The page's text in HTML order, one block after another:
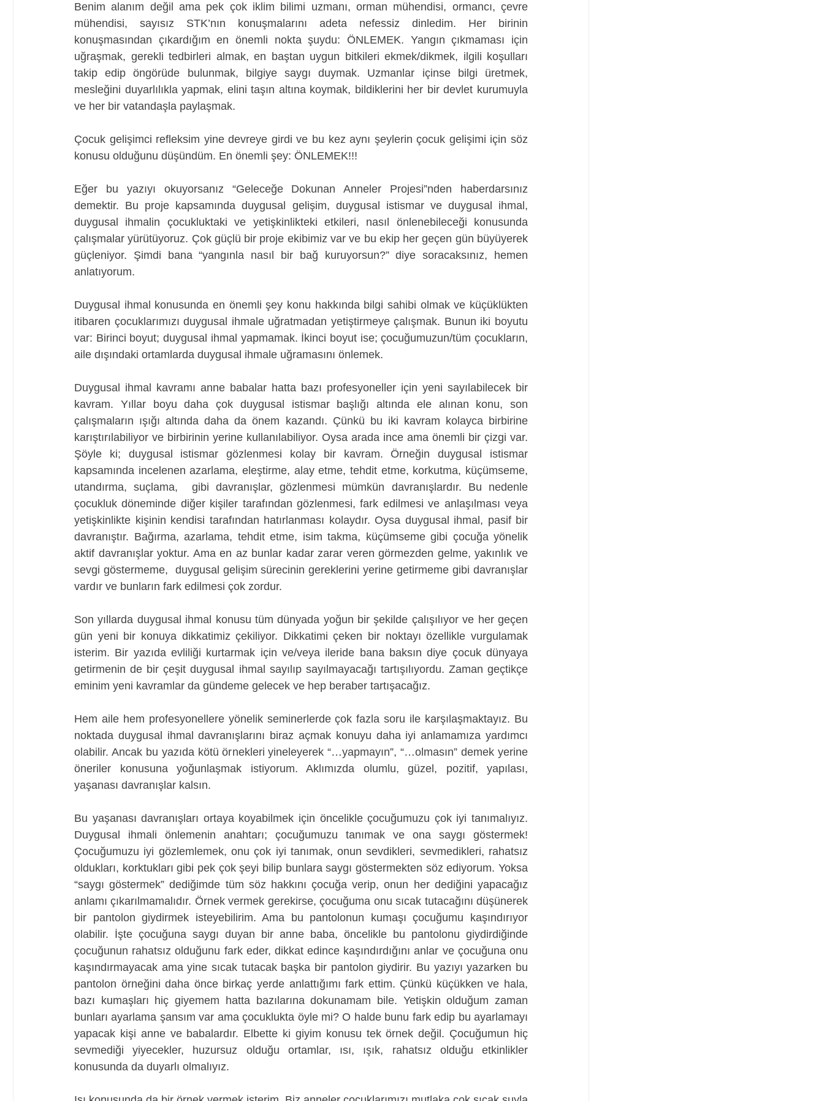
Benim alanım değil ama pek çok iklim bilimi uzmanı, orman mühendisi, ormancı, çevre
mühendisi, sayısız STK’nın konuşmalarını adeta nefessiz dinledim. Her birinin
konuşmasından çıkardığım en önemli nokta şuydu: ÖNLEMEK. Yangın çıkmaması için
uğraşmak, gerekli tedbirleri almak, en baştan uygun bitkileri ekmek/dikmek, ilgili koşulları
takip edip öngörüde bulunmak, bilgiye saygı duymak. Uzmanlar içinse bilgi üretmek,
mesleğini duyarlılıkla yapmak, elini taşın altına koymak, bildiklerini her bir devlet kurumuyla
ve her bir vatandaşla paylaşmak.
Çocuk gelişimci refleksim yine devreye girdi ve bu kez aynı şeylerin çocuk gelişimi için söz
konusu olduğunu düşündüm. En önemli şey: ÖNLEMEK!!!
Eğer bu yazıyı okuyorsanız “Geleceğe Dokunan Anneler Projesi”nden haberdarsınız
demektir. Bu proje kapsamında duygusal gelişim, duygusal istismar ve duygusal ihmal,
duygusal ihmalin çocukluktaki ve yetişkinlikteki etkileri, nasıl önlenebileceği konusunda
çalışmalar yürütüyoruz. Çok güçlü bir proje ekibimiz var ve bu ekip her geçen gün büyüyerek
güçleniyor. Şimdi bana “yangınla nasıl bir bağ kuruyorsun?” diye soracaksınız, hemen
anlatıyorum.
Duygusal ihmal konusunda en önemli şey konu hakkında bilgi sahibi olmak ve küçüklükten
itibaren çocuklarımızı duygusal ihmale uğratmadan yetiştirmeye çalışmak. Bunun iki boyutu
var: Birinci boyut; duygusal ihmal yapmamak. İkinci boyut ise; çocuğumuzun/tüm çocukların,
aile dışındaki ortamlarda duygusal ihmale uğramasını önlemek.
Duygusal ihmal kavramı anne babalar hatta bazı profesyoneller için yeni sayılabilecek bir
kavram. Yıllar boyu daha çok duygusal istismar başlığı altında ele alınan konu, son
çalışmaların ışığı altında daha da önem kazandı. Çünkü bu iki kavram kolayca birbirine
karıştırılabiliyor ve birbirinin yerine kullanılabiliyor. Oysa arada ince ama önemli bir çizgi var.
Şöyle ki; duygusal istismar gözlenmesi kolay bir kavram. Örneğin duygusal istismar
kapsamında incelenen azarlama, eleştirme, alay etme, tehdit etme, korkutma, küçümseme,
utandırma, suçlama,  gibi davranışlar, gözlenmesi mümkün davranışlardır. Bu nedenle
çocukluk döneminde diğer kişiler tarafından gözlenmesi, fark edilmesi ve anlaşılması veya
yetişkinlikte kişinin kendisi tarafından hatırlanması kolaydır. Oysa duygusal ihmal, pasif bir
davranıştır. Bağırma, azarlama, tehdit etme, isim takma, küçümseme gibi çocuğa yönelik
aktif davranışlar yoktur. Ama en az bunlar kadar zarar veren görmezden gelme, yakınlık ve
sevgi göstermeme,  duygusal gelişim sürecinin gereklerini yerine getirmeme gibi davranışlar
vardır ve bunların fark edilmesi çok zordur.
Son yıllarda duygusal ihmal konusu tüm dünyada yoğun bir şekilde çalışılıyor ve her geçen
gün yeni bir konuya dikkatimiz çekiliyor. Dikkatimi çeken bir noktayı özellikle vurgulamak
isterim. Bir yazıda evliliği kurtarmak için ve/veya ileride bana baksın diye çocuk dünyaya
getirmenin de bir çeşit duygusal ihmal sayılıp sayılmayacağı tartışılıyordu. Zaman geçtikçe
eminim yeni kavramlar da gündeme gelecek ve hep beraber tartışacağız.
Hem aile hem profesyonellere yönelik seminerlerde çok fazla soru ile karşılaşmaktayız. Bu
noktada duygusal ihmal davranışlarını biraz açmak konuyu daha iyi anlamamıza yardımcı
olabilir. Ancak bu yazıda kötü örnekleri yineleyerek “…yapmayın”, “…olmasın” demek yerine
öneriler konusuna yoğunlaşmak istiyorum. Aklımızda olumlu, güzel, pozitif, yapılası,
yaşanası davranışlar kalsın.
Bu yaşanası davranışları ortaya koyabilmek için öncelikle çocuğumuzu çok iyi tanımalıyız.
Duygusal ihmali önlemenin anahtarı; çocuğumuzu tanımak ve ona saygı göstermek!
Çocuğumuzu iyi gözlemlemek, onu çok iyi tanımak, onun sevdikleri, sevmedikleri, rahatsız
oldukları, korktukları gibi pek çok şeyi bilip bunlara saygı göstermekten söz ediyorum. Yoksa
“saygı göstermek” dediğimde tüm söz hakkını çocuğa verip, onun her dediğini yapacağız
anlamı çıkarılmamalıdır. Örnek vermek gerekirse, çocuğuma onu sıcak tutacağını düşünerek
bir pantolon giydirmek isteyebilirim. Ama bu pantolonun kumaşı çocuğumu kaşındırıyor
olabilir. İşte çocuğuna saygı duyan bir anne baba, öncelikle bu pantolonu giydirdiğinde
çocuğunun rahatsız olduğunu fark eder, dikkat edince kaşındırdığını anlar ve çocuğuna onu
kaşındırmayacak ama yine sıcak tutacak başka bir pantolon giydirir. Bu yazıyı yazarken bu
pantolon örneğini daha önce birkaç yerde anlattığımı fark ettim. Çünkü küçükken ve hala,
bazı kumaşları hiç giyemem hatta bazılarına dokunamam bile. Yetişkin olduğum zaman
bunları ayarlama şansım var ama çocuklukta öyle mi? O halde bunu fark edip bu ayarlamayı
yapacak kişi anne ve babalardır. Elbette ki giyim konusu tek örnek değil. Çocuğumun hiç
sevmediği yiyecekler, huzursuz olduğu ortamlar, ısı, ışık, rahatsız olduğu etkinlikler
konusunda da duyarlı olmalıyız.